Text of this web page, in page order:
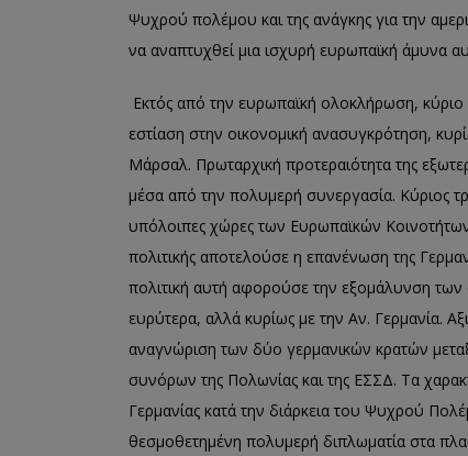
Ψυχρού πολέμου και της ανάγκης για την
να αναπτυχθεί μια ισχυρή ευρωπαϊκή άμυνα
Εκτός από την ευρωπαϊκή ολοκλήρωση, κύριο
εστίαση στην οικονομική ανασυγκρότηση,
Μάρσαλ. Πρωταρχική προτεραιότητα της
μέσα από την πολυμερή συνεργασία. Κύριος
υπόλοιπες χώρες των Ευρωπαϊκών
πολιτικής αποτελούσε η επανένωση της
πολιτική αυτή αφορούσε την εξομάλυνση
ευρύτερα, αλλά κυρίως με την Αν. Γερμανία.
αναγνώριση των δύο γερμανικών κρατών
συνόρων της Πολωνίας και της ΕΣΣΔ. Τα
Γερμανίας κατά την διάρκεια του Ψυχρού
θεσμοθετημένη πολυμερή διπλωματία στα